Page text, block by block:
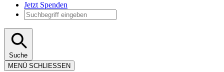
Jetzt Spenden
Suche
MENÜ SCHLIESSEN